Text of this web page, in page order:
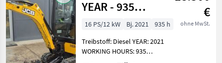
YEAR - 935
HOURS -
POWERTILT
€
ohne MwSt.
16 PS/12 kW Bj. 2021
935 h
Treibstoff: Diesel YEAR: 2021
WORKING HOURS: 935
ENGINE: DIESEL PERKINS -